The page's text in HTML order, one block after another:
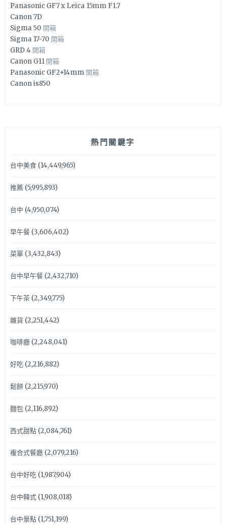
Panasonic GF7 x Leica 15mm F1.7
Canon 7D
Sigma 50 開箱
Sigma 17-70 開箱
GRD 4 開箱
Canon G11 開箱
Panasonic GF2+14mm 開箱
Canon is850
熱門關鍵字
台中美食(14,449,965)
推薦(5,995,893)
台中 (4,950,074)
早午餐(3,606,402)
菜單(3,432,843)
台中早午餐(2,432,710)
下午茶(2,349,775)
雜貨 (2,251,442)
咖啡廳(2,248,041)
好吃(2,216,882)
鬆餅(2,215,970)
麵包(2,116,892)
西式甜點(2,084,761)
複合式餐廳(2,079,216)
台中好吃(1,987,904)
台中韓式(1,908,018)
台中景點(1,751,199)